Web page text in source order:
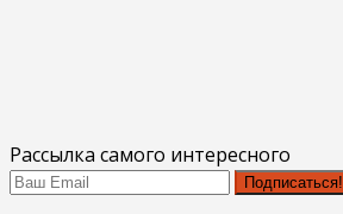
Рассылка самого интересного
Подписаться!